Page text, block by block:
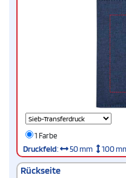
1 Farbe
Druckfeld: 50 mm 100
Rückseite